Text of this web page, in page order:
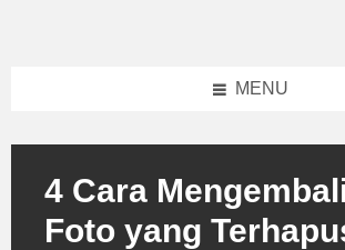
MENU
4 Cara
Foto yang